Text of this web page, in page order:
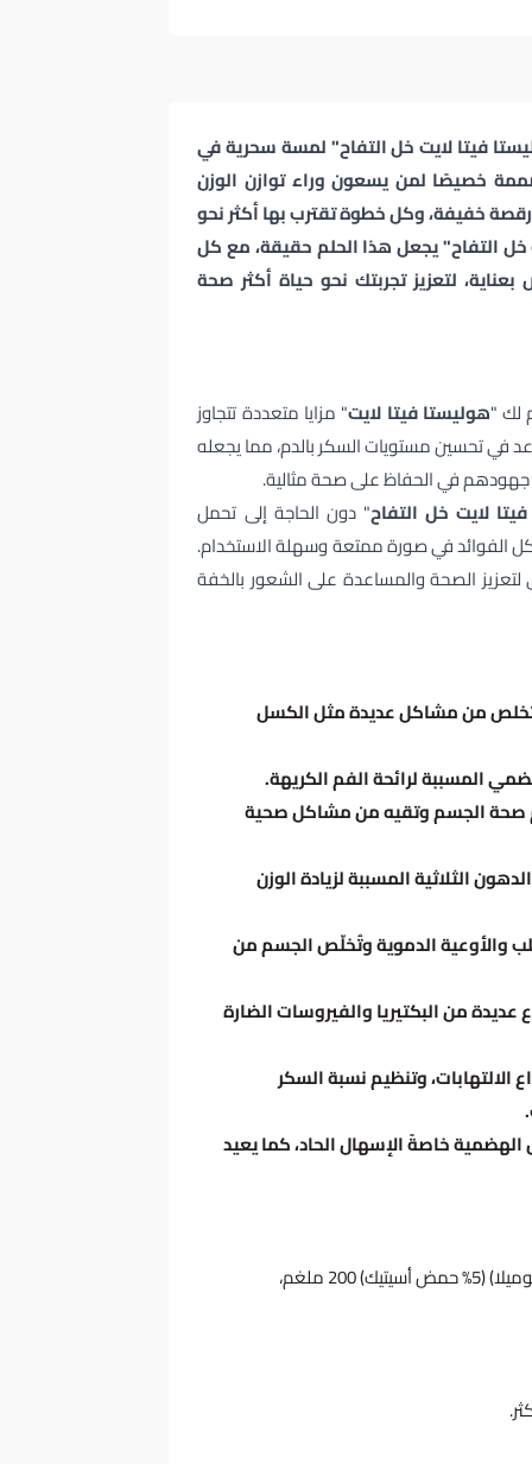
فيتا لايت خل التفاح" لمسة سحرية في
خصيصًا لمن يسعون وراء توازن الوزن
خفيفة، وكل خطوة تقترب بها أكثر نحو
خل التفاح" يجعل هذا الحلم حقيقة، مع كل
لتعزيز تجربتك نحو حياة أكثر صحة
هوليستا فيتا لايت" مزايا متعددة تتجاوز
في تحسين مستويات السكر بالدم، مما يجعله
جهودهم في الحفاظ على صحة مثالية.
لايت خل التفاح" دون الحاجة إلى تحمل
الفوائد في صورة ممتعة وسهلة الاستخدام.
الصحة والمساعدة على الشعور بالخفة
من مشاكل عديدة مثل الكسل
المسببة لرائحة الفم الكريهة.
صحة الجسم وتقيه من مشاكل صحية
الثلاثية المسببة لزيادة الوزن
والأوعية الدموية وتُخلّص الجسم من
من البكتيريا والفيروسات الضارة
الالتهابات، وتنظيم نسبة السكر
خاصةً الإسهال الحاد، كما يعيد
ملغم،